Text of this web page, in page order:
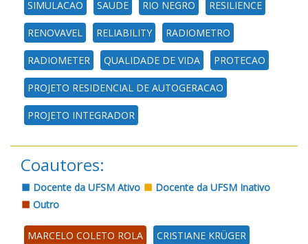
SIMULACAO SAUDE RIO NEGRO RESILIENCE
RENOVAVEL RELIABILITY RADIOMETRO
RADIOMETER QUALIDADE DE VIDA PROTECAO
PROJETO RESIDENCIAL DE AUTOGERACAO
PROJETO INTEGRADOR
Coautores:
Docente da UFSM Ativo
Docente da UFSM Inativo
Outro
MARCELO COLETO ROLA CRISTIANE KRÜGER